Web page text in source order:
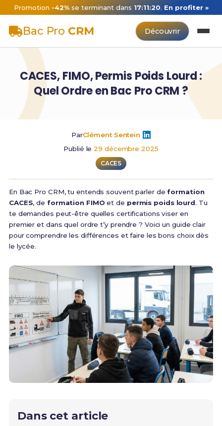
Promotion -42% se terminant dans17:11:19. En profiter »
Bac Pro CRM Découvrir
CACES, FIMO, Permis Poids Lourd :
Quel Ordre en Bac Pro CRM ?
ParClément Sentein
Publié le 29 décembre 2025
CACES
En Bac Pro CRM, tu entends souvent parler deformation
CACES, de formation FIMO et de permis poids lourd. Tu
te demandes peut-être quelles certifications viser en
premier et dans quel ordre t’y prendre ? Voici un guide clair
pour comprendre les différences et faire les bons choix dès
le lycée.
Dans cet article